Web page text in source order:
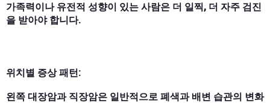
가족력이나 유전적 성향이 있는 사람은 더 일찍, 더 자주 검진
을 받아야 합니다.
위치별 증상 패턴:
왼쪽 대장암과 직장암은 일반적으로 폐색과 배변 습관의 변화